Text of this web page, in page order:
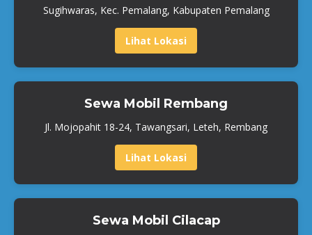
Sugihwaras, Kec. Pemalang, Kabupaten Pemalang
Lihat Lokasi
Sewa Mobil Rembang
Jl. Mojopahit 18-24, Tawangsari, Leteh, Rembang
Lihat Lokasi
Sewa Mobil Cilacap